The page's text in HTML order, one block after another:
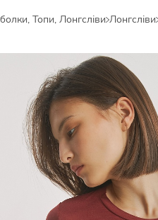
Топи, Лонгсліви Лонгсліви